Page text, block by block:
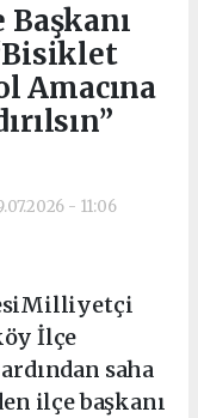
Amacına
- 11:06
İlçe
saha
ilçe başkanı